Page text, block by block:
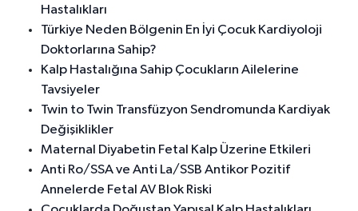
Hastalıkları
Türkiye Neden Bölgenin En İyi Çocuk Kardiyoloji
Doktorlarına Sahip?
Kalp Hastalığına Sahip Çocukların Ailelerine
Tavsiyeler
Twin to Twin Transfüzyon Sendromunda Kardiyak
Değişiklikler
Maternal Diyabetin Fetal Kalp Üzerine Etkileri
Anti Ro/SSA ve Anti La/SSB Antikor Pozitif
Annelerde Fetal AV Blok Riski